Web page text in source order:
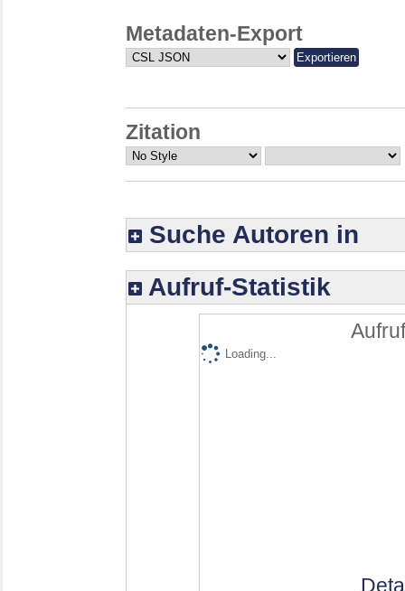
Metadaten-Export
Zitation
Suche Autoren in
Aufruf-Statistik
Loading...